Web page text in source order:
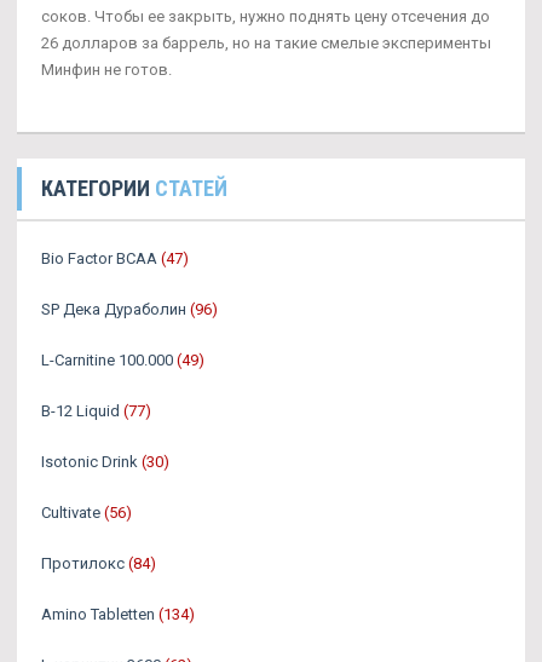
соков. Чтобы ее закрыть, нужно поднять цену отсечения до
26 долларов за баррель, но на такие смелые эксперименты
Минфин не готов.
КАТЕГОРИИ СТАТЕЙ
Bio Factor BCAA (47)
SP Дека Дураболин (96)
L-Carnitine 100.000 (49)
B-12 Liquid (77)
Isotonic Drink (30)
Cultivate (56)
Протилокс (84)
Amino Tabletten (134)